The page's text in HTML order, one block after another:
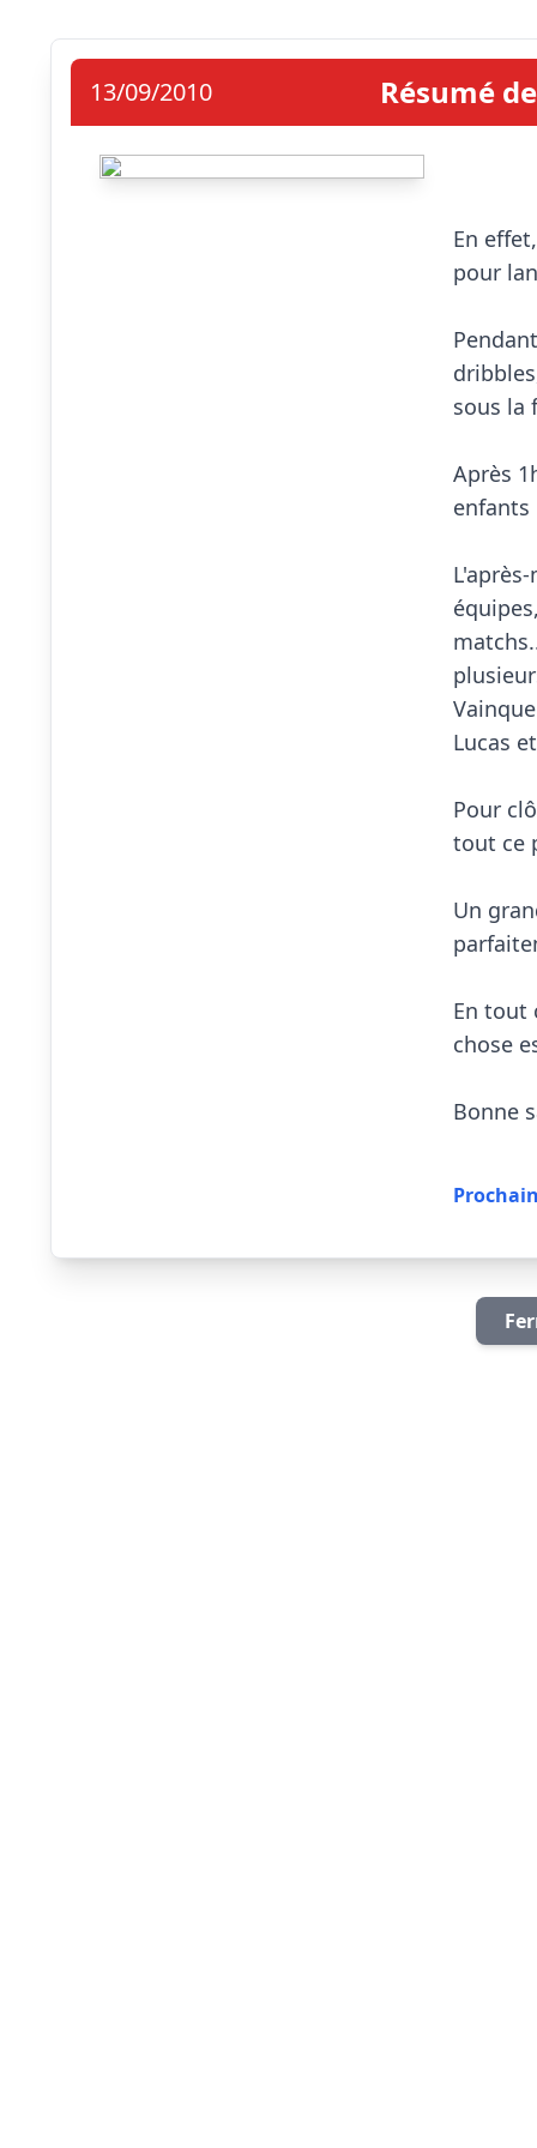
13/09/2010 Résumé
En
pour
sous la
Après
enfants
Lucas
Pour
tout ce
Un
En tout
chose
Bonne